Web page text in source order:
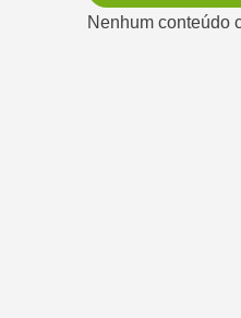
Nenhum conteúdo